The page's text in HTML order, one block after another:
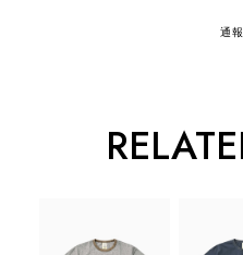
通